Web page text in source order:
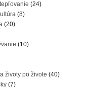
(24)
(8)
(20)
(10)
životy po živote (40)
(7)